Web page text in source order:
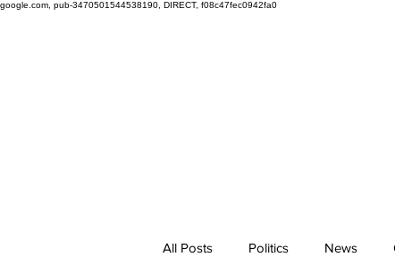
google.com, pub-3470501544538190, DIRECT, f08c47fec0942fa0
All Posts Politics News